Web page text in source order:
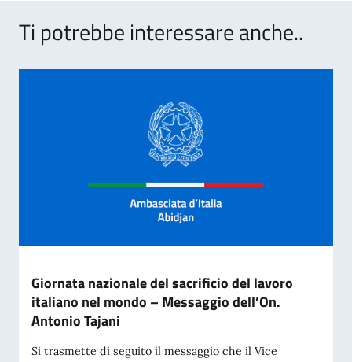
Ti potrebbe interessare anche..
Giornata nazionale del sacrificio del lavoro
italiano nel mondo – Messaggio dell’On.
Antonio Tajani
Si trasmette di seguito il messaggio che il Vice